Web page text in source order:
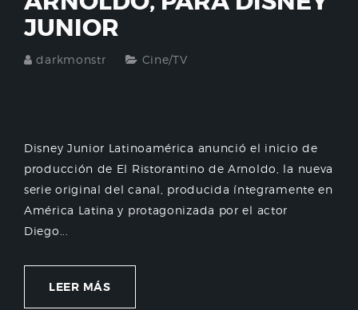
JUNIOR
darkmonstr Cine/TV
Disney Junior Latinoamérica anunció el inicio de
producción de El Ristorantino de Arnoldo, la nueva
serie original del canal, producida íntegramente en
América Latina y protagonizada por el actor
Diego...
LEER MÁS